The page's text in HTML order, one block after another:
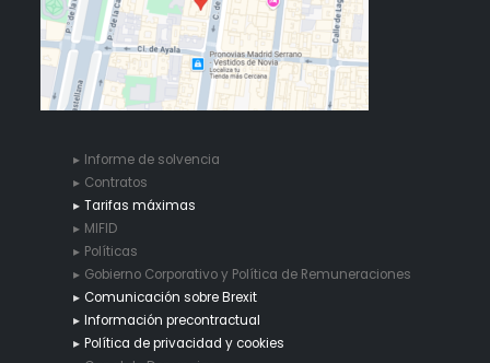
Informe de solvencia
Contratos
Tarifas máximas
MIFID
Políticas
Gobierno Corporativo y Política de Remuneraciones
Comunicación sobre Brexit
Información precontractual
Política de privacidad y cookies